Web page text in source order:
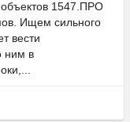
объектов 1547.ПРО
Ищем сильного
вести
ним в